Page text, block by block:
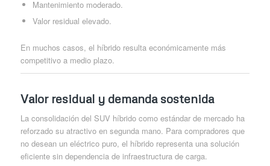
Mantenimiento moderado.
Valor residual elevado.
En muchos casos, el híbrido resulta económicamente más
competitivo a medio plazo.
Valor residual y demanda sostenida
La consolidación del SUV híbrido como estándar de mercado ha
reforzado su atractivo en segunda mano. Para compradores que
no desean un eléctrico puro, el híbrido representa una solución
eficiente sin dependencia de infraestructura de carga.